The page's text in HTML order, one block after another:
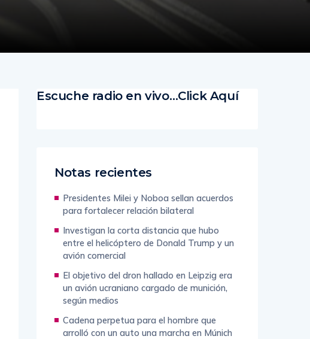
Escuche radio en vivo…Click Aquí
Notas recientes
Presidentes Milei y Noboa sellan acuerdos
para fortalecer relación bilateral
Investigan la corta distancia que hubo
entre el helicóptero de Donald Trump y un
avión comercial
El objetivo del dron hallado en Leipzig era
un avión ucraniano cargado de munición,
según medios
Cadena perpetua para el hombre que
arrolló con un auto una marcha en Múnich